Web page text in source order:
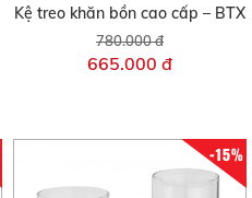
Kệ treo khăn bồn cao cấp – BTX
780.000 đ
665.000 đ
-15%